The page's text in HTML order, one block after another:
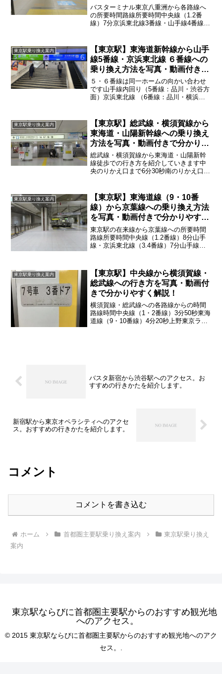
やすく解説！
バスターミナル東京八重洲から各路線へ
の所要時間路線所要時間中央線（1.2番
線）7分京浜東北線3番線・山手線4番線6
道線（9.10番線）5分30秒※時間に関し...
東京駅乗り換え案内
【東京駅】東海道新幹線から山手
線5番線・京浜東北線 ６番線への
乗り換え方法を写真・動画付きで
分かりやすく解説！
５・６番線は同一ホームの向かい合わせ
です山手線内回り（5番線：品川・渋谷方
面）京浜東北線 （6番線：品川・横浜方
５号車3分50秒中央通路右側 ８号車4分南
通路 ３号車...
東京駅乗り換え案内
【東京駅】総武線・横須賀線から
東海道・山陽新幹線への乗り換え
方法を写真・動画付きで分かりや
すく解説！
総武線・横須賀線から東海道・山陽新幹
線徒歩での行き方を紹介していきます中
央のりかえ口まで6分30秒南のりかえ口ま
東京駅乗り換え案内
【東京駅】東海道線（9・10番
線）から京葉線への乗り換え方法
を写真・動画付きで分かりやすく
解説！
東京駅の在来線から京葉線への所要時間
路線所要時間中央線（1.2番線）8分山手
線・京浜東北線（3.4番線）7分山手線・
（9.10番線）6分総武線・横須賀線（1～
4...
東京駅乗り換え案内
【東京駅】中央線から横須賀線・
総武線への行き方を写真・動画付
きで分かりやすく解説！
横須賀線・総武線への各路線からの時間
路線時間中央線（1・2番線）3分50秒東海
道線（9・10番線）4分20秒上野東京ライ
バスタ新宿から渋谷駅へのアクセス。お
すすめの行きかたを紹介します。
新宿駅から東京オペラシティへのアクセ
ス。おすすめの行きかたを紹介します。
コメント
コメントを書き込む
ホーム 首都圏主要駅乗り換え案内
東京駅乗り換え
案内
東京駅ならびに首都圏主要駅からのおすすめ観光地
へのアクセス。
© 2015 東京駅ならびに首都圏主要駅からのおすすめ観光地へのアク
セス。.